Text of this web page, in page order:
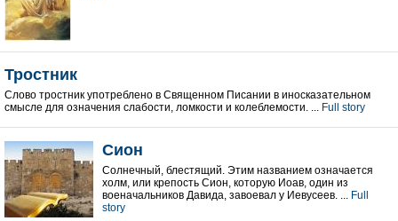
Тростник
Слово тростник употреблено в Священном Писании в иносказательном
смысле для означения слабости, ломкости и колеблемости. ... Full story
Сион
Солнечный, блестящий. Этим названием означается
холм, или крепость Сион, которую Иоав, один из
военачальников Давида, завоевал у Иевусеев. ... Full
story